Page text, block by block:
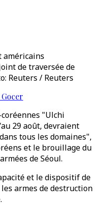
américains
de traversée de
Reuters / Reuters
"Ulchi
29 août, devraient
tous les domaines",
et le brouillage du
de Séoul.
et le dispositif de
armes de destruction